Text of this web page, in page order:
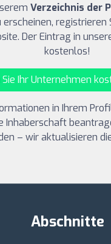
Verzeichnis der
erscheinen, registrieren
Der Eintrag in
kostenlos!
Ihr Unternehmen
in Ihrem
Inhaberschaft
– wir aktualisieren
Abschnitte